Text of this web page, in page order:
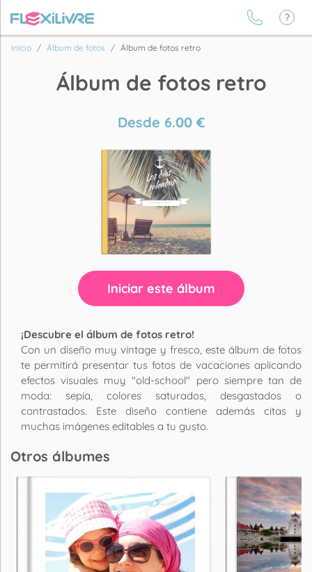
Inicio Álbum de fotos Álbum de fotos retro
Álbum de fotos retro
Desde 6.00€
Iniciar este álbum
¡Descubre el álbum de fotos retro!
Con un diseño muy vintage y fresco, este álbum de fotos
te permitirá presentar tus fotos de vacaciones aplicando
efectos visuales muy "old-school" pero siempre tan de
moda: sepia, colores saturados, desgastados o
contrastados. Este diseño contiene además citas y
muchas imágenes editables a tu gusto.
Otros álbumes